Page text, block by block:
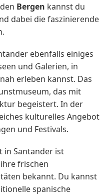
Bergen kannst du
dabei die faszinierende
ebenfalls einiges
und Galerien, in
erleben kannst. Das
das mit
begeistert. In der
kulturelles Angebot
und Festivals.
in Santander ist
frischen
bekannt. Du kannst
spanische